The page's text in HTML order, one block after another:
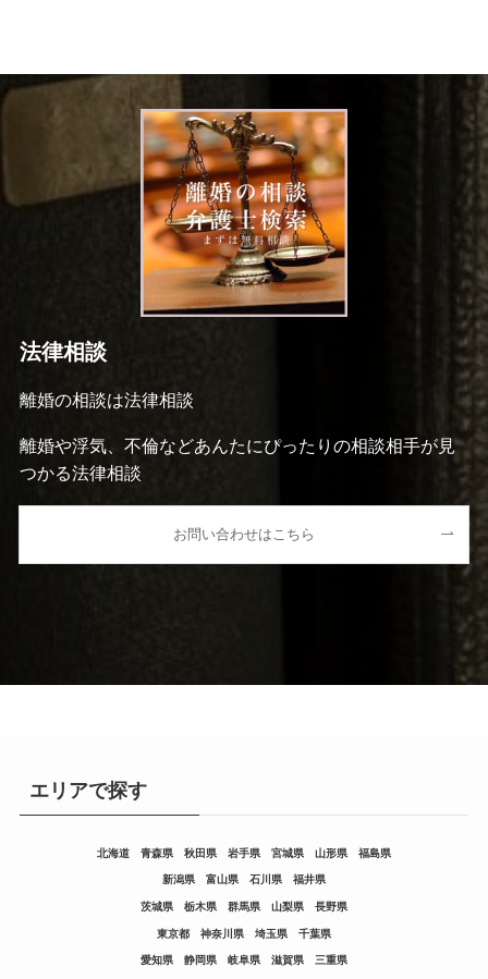
法律相談
離婚の相談は法律相談
離婚や浮気、不倫などあんたにぴったりの相談相手が見
つかる法律相談
お問い合わせはこちら
エリアで探す
北海道 青森県 秋田県 岩手県 宮城県 山形県 福島県
新潟県 富山県 石川県 福井県
茨城県 栃木県 群馬県 山梨県 長野県
東京都 神奈川県 埼玉県 千葉県
愛知県 静岡県 岐阜県 滋賀県 三重県